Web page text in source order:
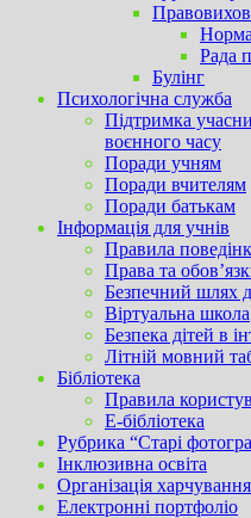
Рада
Булінг
Психологічна служба
Підтримка
воєнного часу
Поради учням
Поради вчителям
Поради батькам
Інформація для учнів
Правила
Права та
Безпечний шлях
Віртуальна школа
Безпека дітей в
Літній мовний
Бібліотека
Правила
Е-бібліотека
Рубрика “Старі
Інклюзивна освіта
Організація харчування
Електронні портфоліо